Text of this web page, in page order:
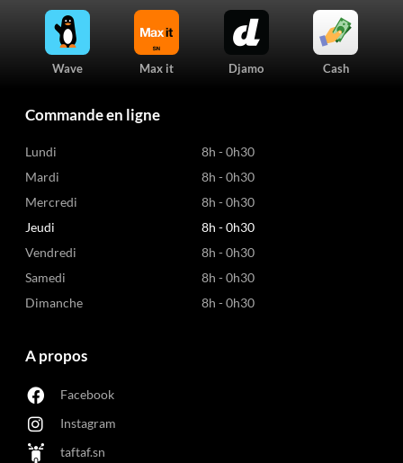
Wave Max it Djamo Cash
Commande en ligne
Lundi
8h - 0h30
Mardi
8h - 0h30
Mercredi
8h - 0h30
Jeudi
8h - 0h30
Vendredi
8h - 0h30
Samedi
8h - 0h30
Dimanche
8h - 0h30
A propos
Facebook
Instagram
taftaf.sn